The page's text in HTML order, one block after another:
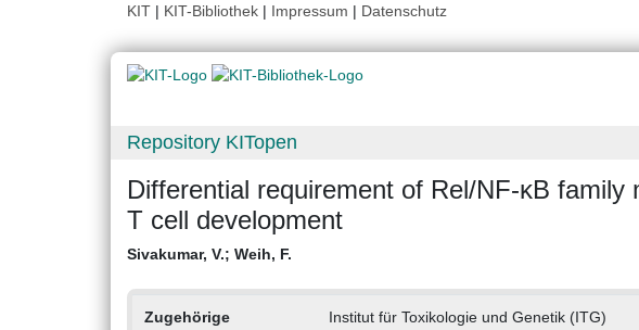
KIT | KIT-Bibliothek | Impressum | Datenschutz
Repository KITopen
Differential requirement of Rel/NF-κB family
T cell development
Sivakumar, V.; Weih, F.
Zugehörige
Institut für Toxikologie und Genetik (ITG)